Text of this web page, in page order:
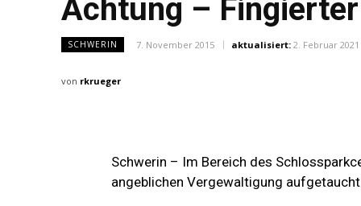
Achtung –
SCHWERIN 7. November 2015 aktualisiert: 2. Februar 2021
von rkrueger
Schwerin – Im Bereich des
angeblichen Vergewaltigung aufgetaucht.